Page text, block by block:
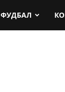
ФУДБАЛ